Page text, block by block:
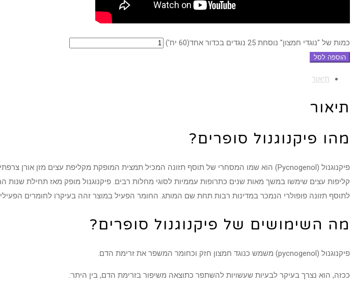
כמות של "נוגדי חמצון" נוסחת 25 נוגדים בכדור אחד(60 יח')
הוספה לסל
תיאור
תיאור
מהו פיקנוגנול סופרים?
פיקנוגנול (Pycnogenol) הוא שמו המסחרי של תוסף תזונה המכיל תמצית המופקת מקליפת עצים מזן אורן צרפתי.
קליפות עצים שימשו במשך מאות שנים כתרופות עממיות לסוגי מחלות רבים. פיקנוגנול מופק מאז תחילת
לתוסף תזונה פופולרי הנמכר במדינות רבות תחת שם המותג. החומר הפעיל במוצר זהה בעיקרו לחומרים
מה השימושים של פיקנוגנול סופרים?
פיקנוגנול ( pycnogenol) משמש כנוגד חמצון חזק וכחומר המשפר את זרימת הדם.
ככזה, הוא נצרך בעיקר לבעיות שעשויות להשתפר כתוצאה משיפור בזרימת הדם, בין היתר: